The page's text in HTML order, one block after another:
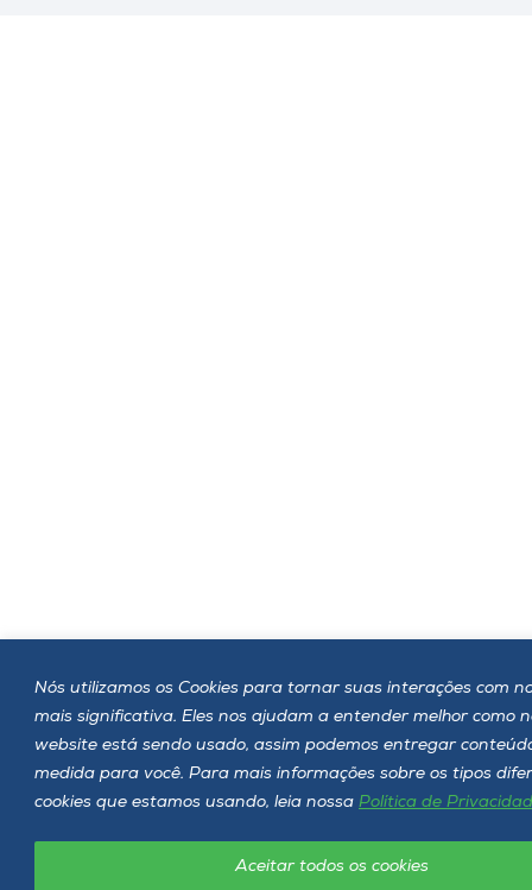
Nós utilizamos os Cookies para tornar suas interações com
mais significativa. Eles nos ajudam a entender melhor como
website está sendo usado, assim podemos entregar
medida para você. Para mais informações sobre os tipos
cookies que estamos usando, leia nossa Política de
Aceitar todos os cookies